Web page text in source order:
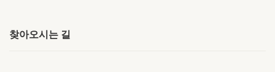
찾아오시는 길